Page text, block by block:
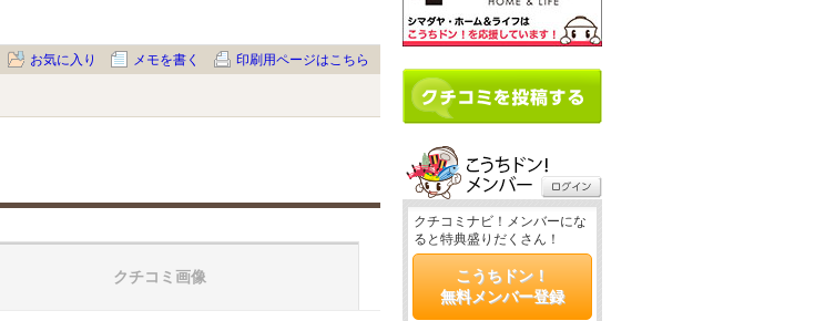
お気に入り メモを書く 印刷用ページはこちら
クチコミ画像
クチコミナビ！メンバーにな
ると特典盛りだくさん！
こうちドン！
無料メンバー登録